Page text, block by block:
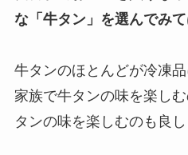
な「牛タン」を選んでみ
牛タンのほとんどが冷凍
家族で牛タンの味を楽し
タンの味を楽しむのも良し